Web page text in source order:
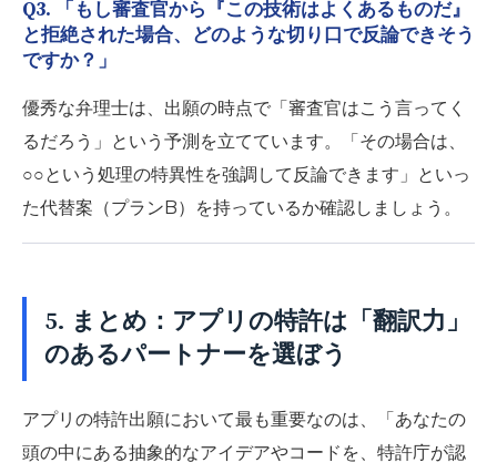
Q3. 「もし審査官から『この技術はよくあるものだ』
と拒絶された場合、どのような切り口で反論できそう
ですか？」
優秀な弁理士は、出願の時点で「審査官はこう言ってく
るだろう」という予測を立てています。「その場合は、
○○という処理の特異性を強調して反論できます」といっ
た代替案（プランB）を持っているか確認しましょう。
5. まとめ：アプリの特許は「翻訳力」
のあるパートナーを選ぼう
アプリの特許出願において最も重要なのは、
「あなたの
頭の中にある抽象的なアイデアやコードを、特許庁が認